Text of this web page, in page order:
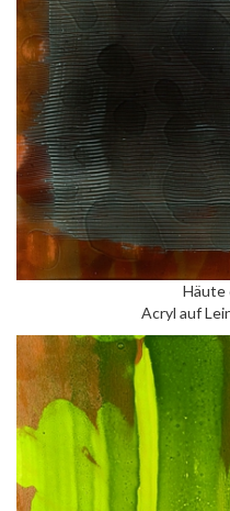
Häute
Acryl auf